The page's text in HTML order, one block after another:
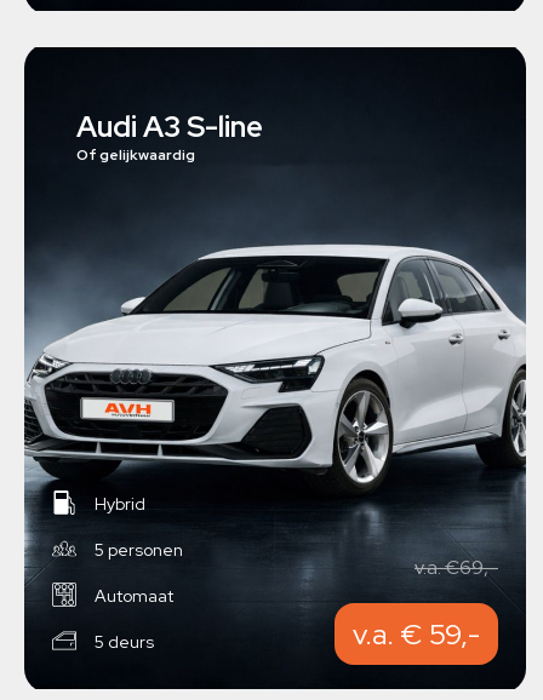
Audi A3 S-line
Of gelijkwaardig
Hybrid
5 personen
Automaat
5 deurs
v.a. €69,-
v.a. € 59,-